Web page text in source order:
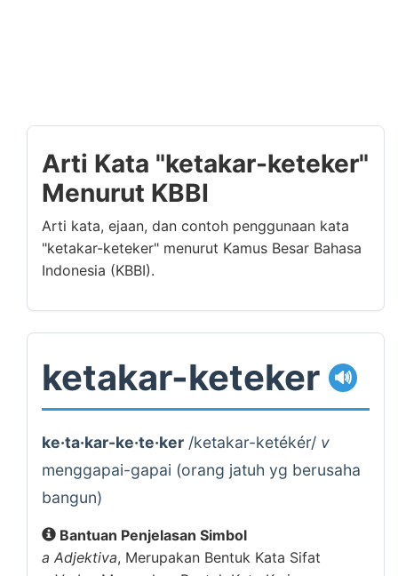
Arti Kata "ketakar-keteker"
Menurut KBBI
Arti kata, ejaan, dan contoh penggunaan kata
"ketakar-keteker" menurut Kamus Besar Bahasa
Indonesia (KBBI).
ketakar-keteker 🔊
ke·ta·kar-ke·te·ker /ketakar-ketékér/ v
menggapai-gapai (orang jatuh yg berusaha
bangun)
Bantuan Penjelasan Simbol
a Adjektiva, Merupakan Bentuk Kata Sifat